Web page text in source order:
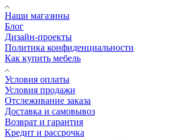
Наши магазины
Блог
Дизайн-проекты
Политика конфиденциальности
Как купить мебель
Условия оплаты
Условия продажи
Отслеживание заказа
Доставка и самовывоз
Возврат и гарантия
Кредит и рассрочка